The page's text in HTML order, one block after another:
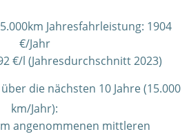
Jahresfahrleistung: 1904
€/Jahr
€/l (Jahresdurchschnitt 2023)
die nächsten 10 Jahre (15.000
km/Jahr):
angenommenen mittleren